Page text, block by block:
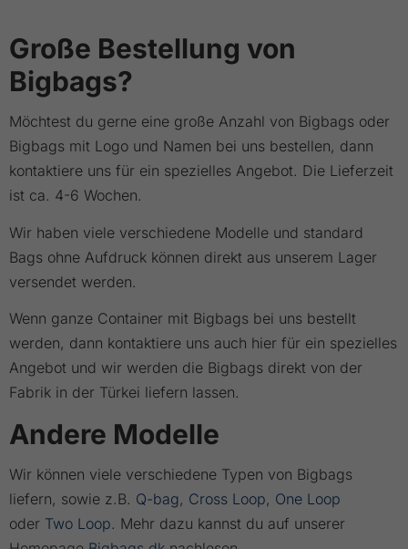
Große Bestellung von
Bigbags?
Möchtest du gerne eine große Anzahl von Bigbags oder
Bigbags mit Logo und Namen bei uns bestellen, dann
kontaktiere uns für ein spezielles Angebot. Die Lieferzeit
ist ca. 4-6 Wochen.
Wir haben viele verschiedene Modelle und standard
Bags ohne Aufdruck können direkt aus unserem Lager
versendet werden.
Wenn ganze Container mit Bigbags bei uns bestellt
werden, dann kontaktiere uns auch hier für ein spezielles
Angebot und wir werden die Bigbags direkt von der
Fabrik in der Türkei liefern lassen.
Andere Modelle
Wir können viele verschiedene Typen von Bigbags
liefern, sowie z.B. Q-bag, Cross Loop, One Loop
oder Two Loop. Mehr dazu kannst du auf unserer